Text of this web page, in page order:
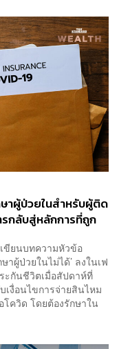
ษาผู้ป่วยในสำหรับผู้ติด
รกลับสู่หลักการที่ถูก
ขียนบทความหัวข้อ
าผู้ป่วยในไม่ได้’ ลงในเฟ
ะกันชีวิตเมื่อสัปดาห์ที่
งื่อนไขการจ่ายสินไหม
ควิด โดยต้องรักษาใน